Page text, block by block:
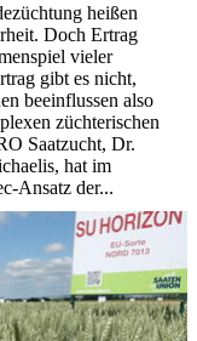
heißen
Doch Ertrag
vieler
gibt es nicht,
beeinflussen also
züchterischen
Saatzucht, Dr.
hat im
Ansatz der...